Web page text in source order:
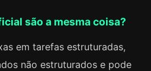
são a mesma coisa?
em tarefas estruturadas,
não estruturados e pode